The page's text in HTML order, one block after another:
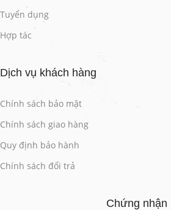
Tuyển dụng
Hợp tác
Dịch vụ khách hàng
Chính sách bảo mật
Chính sách giao hàng
Quy định bảo hành
Chính sách đổi trả
Chứng nhận